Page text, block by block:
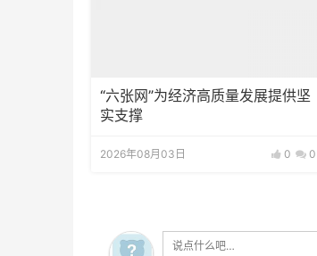
“六张网”为经济高质量发展提供坚
实支撑
2026年08月03日 0 0